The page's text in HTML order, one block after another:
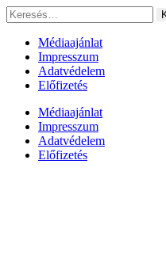
Ugrás
a
tartalomhoz
Keresés:
Médiaajánlat
Impresszum
Adatvédelem
Előfizetés
Médiaajánlat
Impresszum
Adatvédelem
Előfizetés